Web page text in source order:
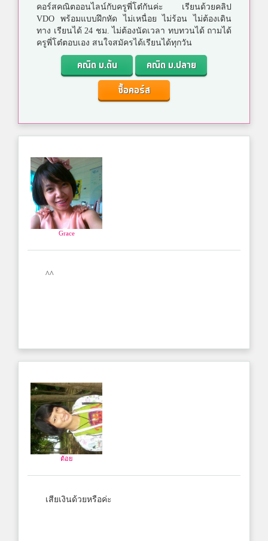
คอร์สคณิตออนไลน์กับครูพี่โต๋กันค่ะ เรียนด้วยคลิป
VDO พร้อมแบบฝึกหัด ไม่เหนื่อย ไม่ร้อน ไม่ต้องเดิน
ทาง เรียนได้ 24 ชม. ไม่ต้องนัดเวลา ทบทวนได้ ถามได้
ครูพี่โต๋ตอบเอง สนใจสมัครได้เรียนได้ทุกวัน
คณิต ม.ต้น
คณิต ม.ปลาย
ซื้อคอร์ส
Grace
^^
ต้อย
เสียเงินด้วยหรือค่ะ